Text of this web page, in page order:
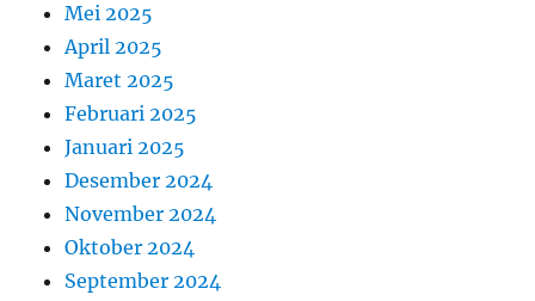
Mei 2025
April 2025
Maret 2025
Februari 2025
Januari 2025
Desember 2024
November 2024
Oktober 2024
September 2024